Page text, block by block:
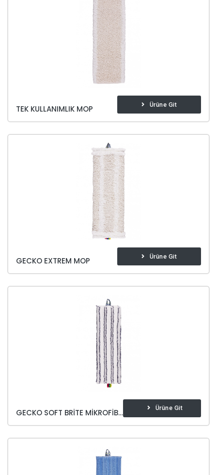
TEK KULLANIMLIK MOP Ürüne Git
GECKO EXTREM MOP Ürüne Git
GECKO SOFT BRITE MIKROFIBER MOP Ürüne Git